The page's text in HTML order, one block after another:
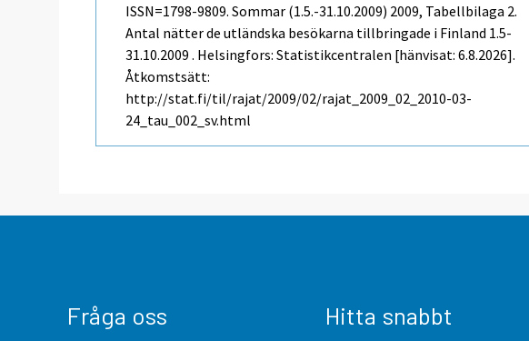
ISSN=1798-9809.Sommar (1.5.-31.10.2009) 2009, Tabellbilaga 2.
Antal nätter de utländska besökarna tillbringade i Finland 1.5-
31.10.2009 . Helsingfors: Statistikcentralen [hänvisat: 6.8.2026].
Åtkomstsätt:
http://stat.fi/til/rajat/2009/02/rajat_2009_02_2010-03-
24_tau_002_sv.html
Fråga oss Hitta snabbt